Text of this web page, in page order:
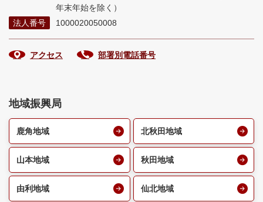
年末年始を除く）
法人番号
1000020050008
アクセス 部署別電話番号
地域振興局
鹿角地域 北秋田地域
山本地域 秋田地域
由利地域 仙北地域